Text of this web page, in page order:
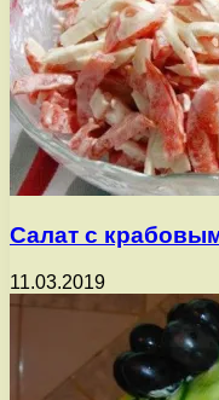
Салат с
11.03.2019